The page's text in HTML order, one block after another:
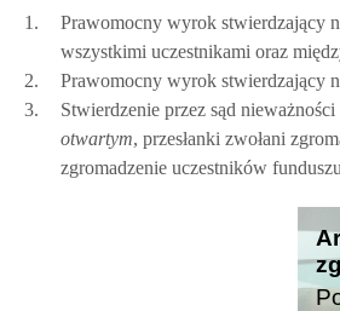
1.
Prawomocny wyrok stwierdzający
wszystkimi uczestnikami oraz
2.
Prawomocny wyrok stwierdzający
3.
Stwierdzenie przez sąd
otwartym, przesłanki zwołani
zgromadzenie uczestników